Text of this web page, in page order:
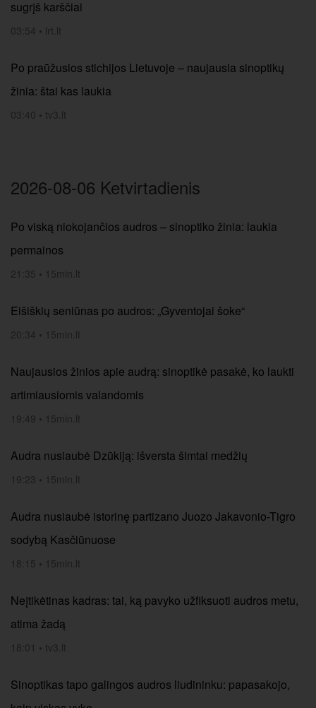
sugrįš karščiai
03:54 • lrt.lt
Po praūžusios stichijos Lietuvoje – naujausia sinoptikų
žinia: štai kas laukia
03:40 • tv3.lt
2026-08-06 Ketvirtadienis
Po viską niokojančios audros – sinoptiko žinia: laukia
permainos
21:35 • 15min.lt
Eišiškių seniūnas po audros: „Gyventojai šoke“
20:34 • 15min.lt
Naujausios žinios apie audrą: sinoptikė pasakė, ko laukti
artimiausiomis valandomis
19:49 • 15min.lt
Audra nusiaubė Dzūkiją: išversta šimtai medžių
19:23 • 15min.lt
Audra nusiaubė istorinę partizano Juozo Jakavonio-Tigro
sodybą Kasčiūnuose
18:15 • 15min.lt
Neįtikėtinas kadras: tai, ką pavyko užfiksuoti audros metu,
atima žadą
18:01 • tv3.lt
Sinoptikas tapo galingos audros liudininku: papasakojo,